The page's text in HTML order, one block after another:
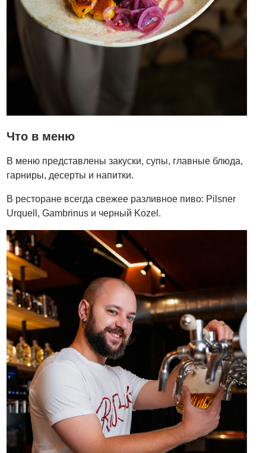
Что в меню
В меню представлены закуски, супы, главные блюда,
гарниры, десерты и напитки.
В ресторане всегда свежее разливное пиво: Pilsner
Urquell, Gambrinus и черный Kozel.